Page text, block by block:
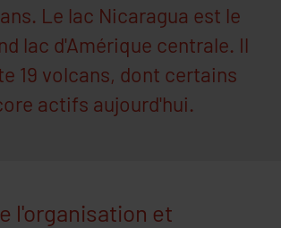
Le lac Nicaragua est le
lac d'Amérique centrale. Il
19 volcans, dont certains
actifs aujourd'hui.
l'organisation et